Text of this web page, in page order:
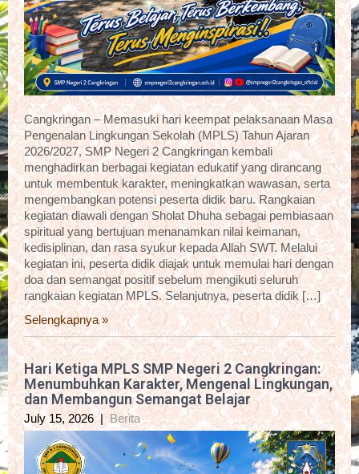
Cangkringan – Memasuki hari keempat pelaksanaan Masa
Pengenalan Lingkungan Sekolah (MPLS) Tahun Ajaran
2026/2027, SMP Negeri 2 Cangkringan kembali
menghadirkan berbagai kegiatan edukatif yang dirancang
untuk membentuk karakter, meningkatkan wawasan, serta
mengembangkan potensi peserta didik baru. Rangkaian
kegiatan diawali dengan Sholat Dhuha sebagai pembiasaan
spiritual yang bertujuan menanamkan nilai keimanan,
kedisiplinan, dan rasa syukur kepada Allah SWT. Melalui
kegiatan ini, peserta didik diajak untuk memulai hari dengan
doa dan semangat positif sebelum mengikuti seluruh
rangkaian kegiatan MPLS. Selanjutnya, peserta didik […]
Selengkapnya »
Hari Ketiga MPLS SMP Negeri 2 Cangkringan:
Menumbuhkan Karakter, Mengenal Lingkungan,
dan Membangun Semangat Belajar
July 15, 2026 |Berita